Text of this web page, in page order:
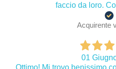
faccio da loro.
Acquirente
01
Ottimo! Mi trovo benissimo